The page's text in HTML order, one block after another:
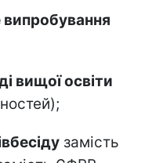
вищої освіти
замість